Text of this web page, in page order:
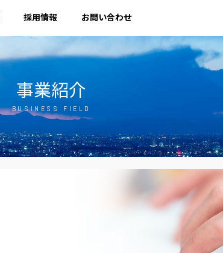
採用情報 お問い合わせ
事業紹介
BUSINESS FIELD